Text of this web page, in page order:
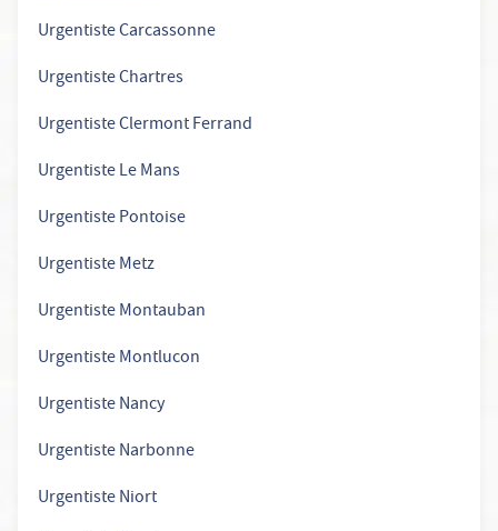
Urgentiste Carcassonne
Urgentiste Chartres
Urgentiste Clermont Ferrand
Urgentiste Le Mans
Urgentiste Pontoise
Urgentiste Metz
Urgentiste Montauban
Urgentiste Montlucon
Urgentiste Nancy
Urgentiste Narbonne
Urgentiste Niort